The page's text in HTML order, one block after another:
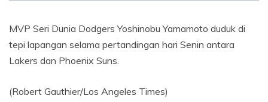
MVP Seri Dunia Dodgers Yoshinobu Yamamoto duduk di
tepi lapangan selama pertandingan hari Senin antara
Lakers dan Phoenix Suns.
(Robert Gauthier/Los Angeles Times)